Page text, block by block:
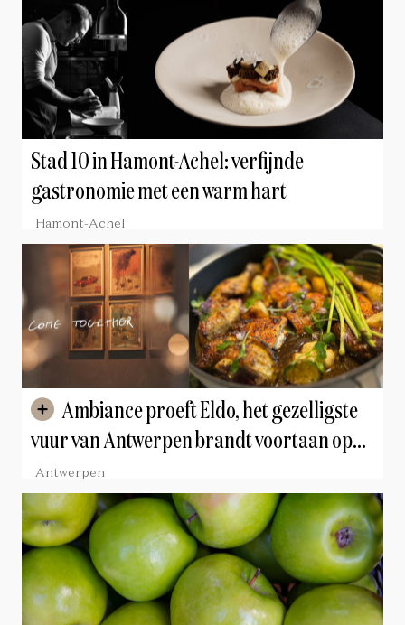
Stad 10 in Hamont-Achel: verfijnde
gastronomie met een warm hart
Hamont-Achel
vuur van Antwerpen brandt voortaan op
het Zuid
Antwerpen